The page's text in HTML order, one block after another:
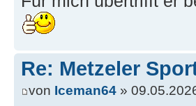
Re: Metzeler
von Iceman64 »